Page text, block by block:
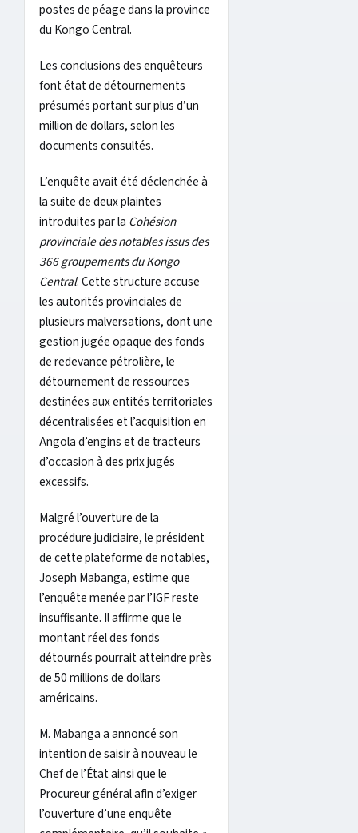
postes de péage dans la province
du Kongo Central.
Les conclusions des enquêteurs
font état de détournements
présumés portant sur plus d’un
million de dollars, selon les
documents consultés.
L’enquête avait été déclenchée à
la suite de deux plaintes
introduites par la Cohésion
provinciale des notables issus des
366 groupements du Kongo
Central. Cette structure accuse
les autorités provinciales de
plusieurs malversations, dont une
gestion jugée opaque des fonds
de redevance pétrolière, le
détournement de ressources
destinées aux entités territoriales
décentralisées et l’acquisition en
Angola d’engins et de tracteurs
d’occasion à des prix jugés
excessifs.
Malgré l’ouverture de la
procédure judiciaire, le président
de cette plateforme de notables,
Joseph Mabanga, estime que
l’enquête menée par l’IGF reste
insuffisante. Il affirme que le
montant réel des fonds
détournés pourrait atteindre près
de 50 millions de dollars
américains.
M. Mabanga a annoncé son
intention de saisir à nouveau le
Chef de l’État ainsi que le
Procureur général afin d’exiger
l’ouverture d’une enquête